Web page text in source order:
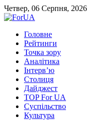
Четвер, 06 Серпня, 2026
Головне
Рейтинги
Точка зору
Аналітика
Інтерв’ю
Столиця
Дайджест
TOP For UA
Суспiльство
Культура